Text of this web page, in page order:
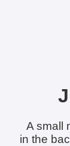
A small
in the